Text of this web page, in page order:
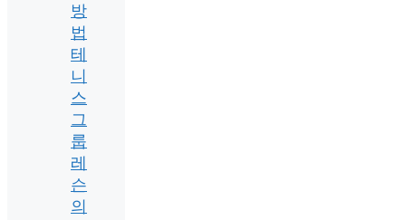
방
법
테
니
스
그
룹
레
슨
의